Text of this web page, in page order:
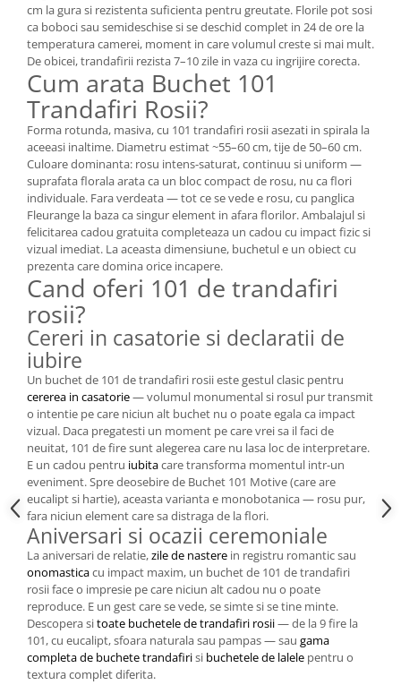
cm la gura si rezistenta suficienta pentru greutate. Florile pot sosi
ca boboci sau semideschise si se deschid complet in 24 de ore la
temperatura camerei, moment in care volumul creste si mai mult.
De obicei, trandafirii rezista 7–10 zile in vaza cu ingrijire corecta.
Cum arata Buchet 101
Trandafiri Rosii?
Forma rotunda, masiva, cu 101 trandafiri rosii asezati in spirala la
aceeasi inaltime. Diametru estimat ~55–60 cm, tije de 50–60 cm.
Culoare dominanta: rosu intens-saturat, continuu si uniform —
suprafata florala arata ca un bloc compact de rosu, nu ca flori
individuale. Fara verdeata — tot ce se vede e rosu, cu panglica
Fleurange la baza ca singur element in afara florilor. Ambalajul si
felicitarea cadou gratuita completeaza un cadou cu impact fizic si
vizual imediat. La aceasta dimensiune, buchetul e un obiect cu
prezenta care domina orice incapere.
Cand oferi 101 de trandafiri
rosii?
Cereri in casatorie si declaratii de
iubire
Un buchet de 101 de trandafiri rosii este gestul clasic pentru
cererea in casatorie— volumul monumental si rosul pur transmit
o intentie pe care niciun alt buchet nu o poate egala ca impact
vizual. Daca pregatesti un moment pe care vrei sa il faci de
neuitat, 101 de fire sunt alegerea care nu lasa loc de interpretare.
E un cadou pentru iubitacare transforma momentul intr-un
eveniment. Spre deosebire de Buchet 101 Motive (care are
eucalipt si hartie), aceasta varianta e monobotanica — rosu pur,
fara niciun element care sa distraga de la flori.
Aniversari si ocazii ceremoniale
La aniversari de relatie,zile de nastere in registru romantic sau
onomasticacu impact maxim, un buchet de 101 de trandafiri
rosii face o impresie pe care niciun alt cadou nu o poate
reproduce. E un gest care se vede, se simte si se tine minte.
Descopera sitoate buchetele de trandafiri rosii— de la 9 fire la
101, cu eucalipt, sfoara naturala sau pampas — sau gama
completa de buchete trandafirisi buchetele de lalele pentru o
textura complet diferita.